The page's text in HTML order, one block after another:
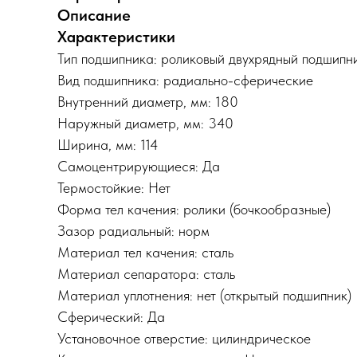
Описание
Характеристики
Тип подшипника: роликовый двухрядный
Вид подшипника: радиально-сферические
Внутренний диаметр, мм: 180
Наружный диаметр, мм: 340
Ширина, мм: 114
Самоцентрирующиеся: Да
Термостойкие: Нет
Форма тел качения: ролики (бочкообразные)
Зазор радиальный: норм
Материал тел качения: сталь
Материал сепаратора: сталь
Материал уплотнения: нет (открытый подшипник)
Сферический: Да
Установочное отверстие: цилиндрическое